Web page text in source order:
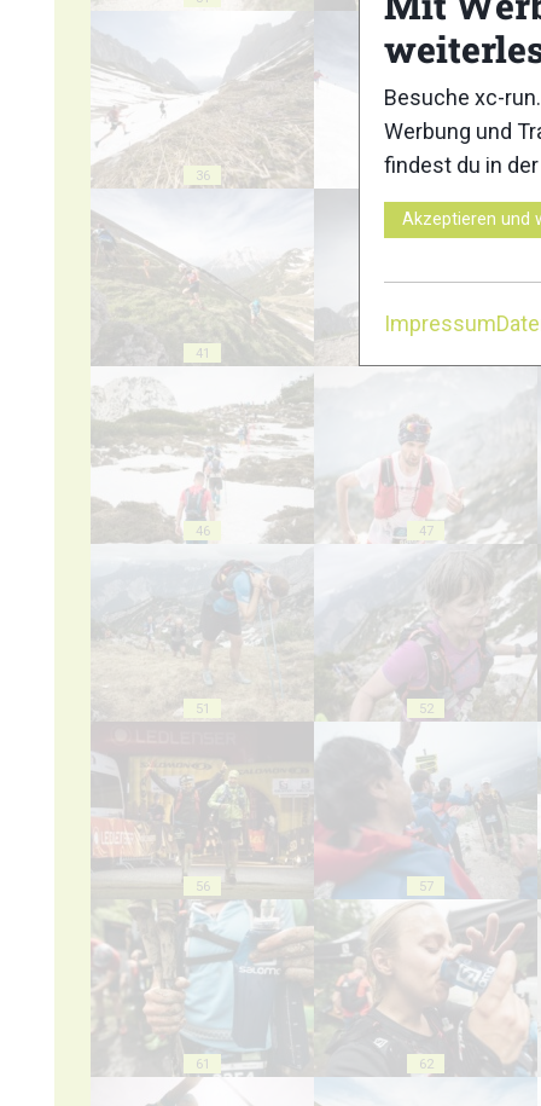
36 37
41
46 47
51 52
56 57
61 62
Besuche xc-
Werbung und
findest du in der
Akzeptieren und
Impressum